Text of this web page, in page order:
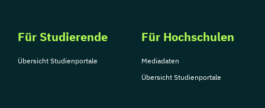
Für Studierende
Übersicht Studienportale
Für Hochschulen
Mediadaten
Übersicht Studienportale